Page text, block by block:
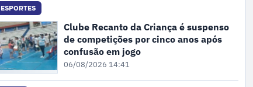
ESPORTES
Clube Recanto da Criança é suspenso
de competições por cinco anos após
confusão em jogo
06/08/2026 14:41